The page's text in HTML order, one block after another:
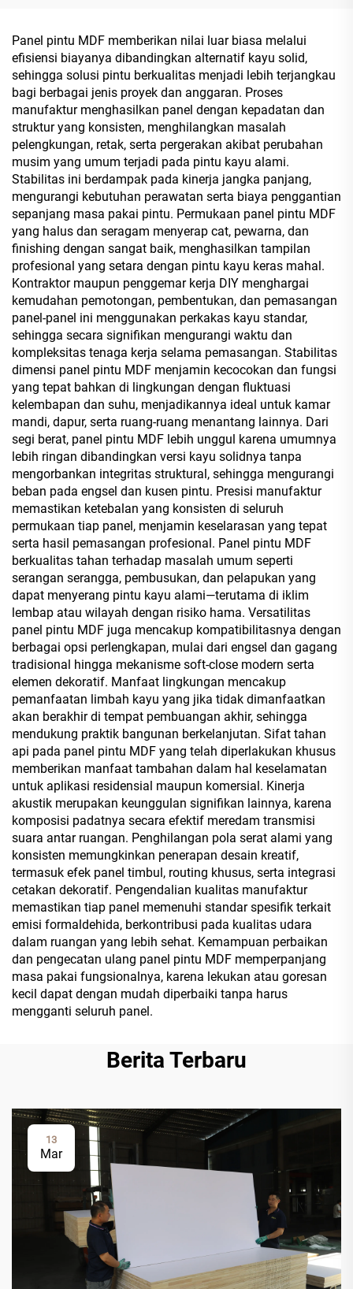
Tinggi dan Doff untuk
Kabinet dan Dapur
Minyak Campuran Italia |
Pembatas Tepi Berwarna
Serasi | Koleksi Papan
Furnitur Mewah Tanpa Cat
Panel pintu MDF memberikan nilai luar biasa melalui
efisiensi biayanya dibandingkan alternatif kayu solid,
sehingga solusi pintu berkualitas menjadi lebih terjangkau
bagi berbagai jenis proyek dan anggaran. Proses
manufaktur menghasilkan panel dengan kepadatan dan
struktur yang konsisten, menghilangkan masalah
pelengkungan, retak, serta pergerakan akibat perubahan
musim yang umum terjadi pada pintu kayu alami.
Stabilitas ini berdampak pada kinerja jangka panjang,
mengurangi kebutuhan perawatan serta biaya penggantian
sepanjang masa pakai pintu. Permukaan panel pintu MDF
yang halus dan seragam menyerap cat, pewarna, dan
finishing dengan sangat baik, menghasilkan tampilan
profesional yang setara dengan pintu kayu keras mahal.
Kontraktor maupun penggemar kerja DIY menghargai
kemudahan pemotongan, pembentukan, dan pemasangan
panel-panel ini menggunakan perkakas kayu standar,
sehingga secara signifikan mengurangi waktu dan
kompleksitas tenaga kerja selama pemasangan. Stabilitas
dimensi panel pintu MDF menjamin kecocokan dan fungsi
yang tepat bahkan di lingkungan dengan fluktuasi
kelembapan dan suhu, menjadikannya ideal untuk kamar
mandi, dapur, serta ruang-ruang menantang lainnya. Dari
segi berat, panel pintu MDF lebih unggul karena umumnya
lebih ringan dibandingkan versi kayu solidnya tanpa
mengorbankan integritas struktural, sehingga mengurangi
beban pada engsel dan kusen pintu. Presisi manufaktur
memastikan ketebalan yang konsisten di seluruh
permukaan tiap panel, menjamin keselarasan yang tepat
serta hasil pemasangan profesional. Panel pintu MDF
berkualitas tahan terhadap masalah umum seperti
serangan serangga, pembusukan, dan pelapukan yang
dapat menyerang pintu kayu alami—terutama di iklim
lembap atau wilayah dengan risiko hama. Versatilitas
panel pintu MDF juga mencakup kompatibilitasnya dengan
berbagai opsi perlengkapan, mulai dari engsel dan gagang
tradisional hingga mekanisme soft-close modern serta
elemen dekoratif. Manfaat lingkungan mencakup
pemanfaatan limbah kayu yang jika tidak dimanfaatkan
akan berakhir di tempat pembuangan akhir, sehingga
mendukung praktik bangunan berkelanjutan. Sifat tahan
api pada panel pintu MDF yang telah diperlakukan khusus
memberikan manfaat tambahan dalam hal keselamatan
untuk aplikasi residensial maupun komersial. Kinerja
akustik merupakan keunggulan signifikan lainnya, karena
komposisi padatnya secara efektif meredam transmisi
suara antar ruangan. Penghilangan pola serat alami yang
konsisten memungkinkan penerapan desain kreatif,
termasuk efek panel timbul, routing khusus, serta integrasi
cetakan dekoratif. Pengendalian kualitas manufaktur
memastikan tiap panel memenuhi standar spesifik terkait
emisi formaldehida, berkontribusi pada kualitas udara
dalam ruangan yang lebih sehat. Kemampuan perbaikan
dan pengecatan ulang panel pintu MDF memperpanjang
masa pakai fungsionalnya, karena lekukan atau goresan
kecil dapat dengan mudah diperbaiki tanpa harus
mengganti seluruh panel.
Berita Terbaru
13
Mar